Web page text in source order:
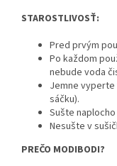
STAROSTLIVOSŤ:
Pred prvým
Po každom
nebude voda
Jemne
sáčku).
Sušte naplocho
Nesušte v
PREČO MODIBODI?